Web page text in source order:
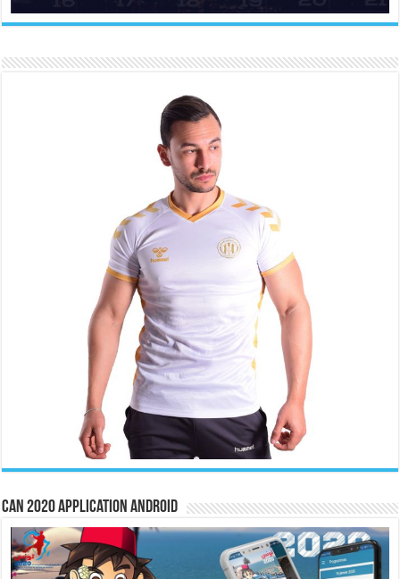
CAN 2020 Application Android